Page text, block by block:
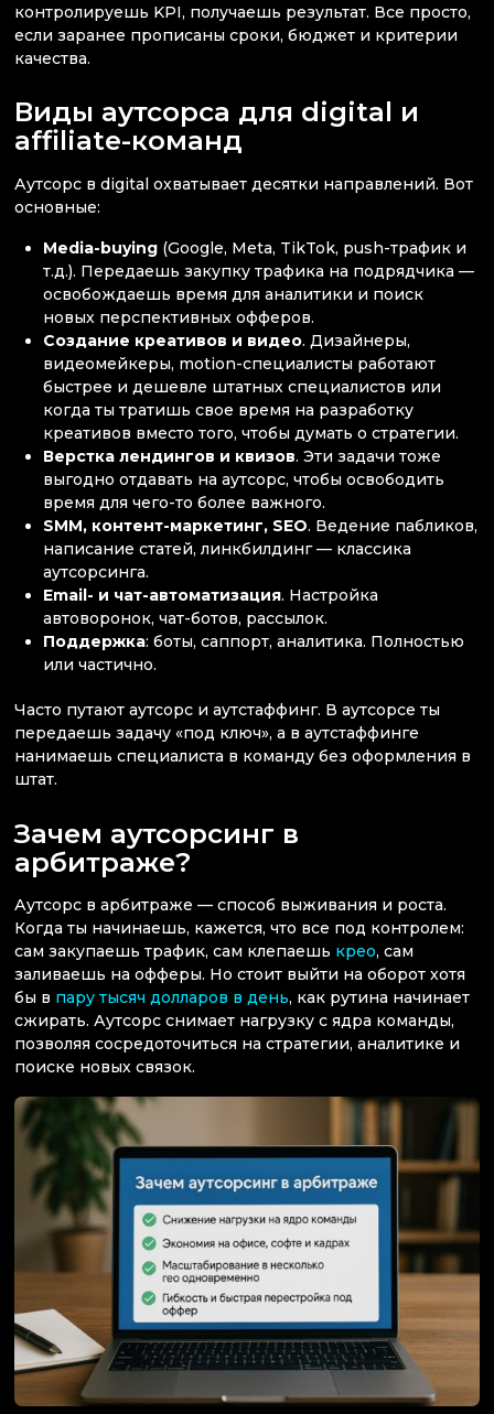
контролируешь KPI, получаешь результат. Все просто,
если заранее прописаны сроки, бюджет и критерии
качества.
Виды аутсорса для digital и
affiliate-команд
Аутсорс в digital охватывает десятки направлений. Вот
основные:
Media-buying (Google, Meta, TikTok, push-трафик и
т.д.). Передаешь закупку трафика на подрядчика —
освобождаешь время для аналитики и поиск
новых перспективных офферов.
Создание креативов и видео. Дизайнеры,
видеомейкеры, motion-специалисты работают
быстрее и дешевле штатных специалистов или
когда ты тратишь свое время на разработку
креативов вместо того, чтобы думать о стратегии.
Верстка лендингов и квизов. Эти задачи тоже
выгодно отдавать на аутсорс, чтобы освободить
время для чего-то более важного.
SMM, контент-маркетинг, SEO. Ведение пабликов,
написание статей, линкбилдинг — классика
аутсорсинга.
Email- и чат-автоматизация. Настройка
автоворонок, чат-ботов, рассылок.
Поддержка: боты, саппорт, аналитика. Полностью
или частично.
Часто путают аутсорс и аутстаффинг. В аутсорсе ты
передаешь задачу «под ключ», а в аутстаффинге
нанимаешь специалиста в команду без оформления в
штат.
Зачем аутсорсинг в
арбитраже?
Аутсорс в арбитраже — способ выживания и роста.
Когда ты начинаешь, кажется, что все под контролем:
сам закупаешь трафик, сам клепаешь крео, сам
заливаешь на офферы. Но стоит выйти на оборот хотя
бы в пару тысяч долларов в день, как рутина начинает
сжирать. Аутсорс снимает нагрузку с ядра команды,
позволяя сосредоточиться на стратегии, аналитике и
поиске новых связок.